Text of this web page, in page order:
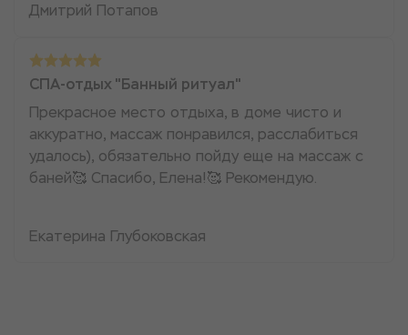
Дмитрий Потапов
СПА-отдых "Банный ритуал"
Прекрасное место отдыха, в доме чисто и
аккуратно, массаж понравился, расслабиться
удалось), обязательно пойду еще на массаж с
баней🥰 Спасибо, Елена!🥰 Рекомендую.
Екатерина Глубоковская